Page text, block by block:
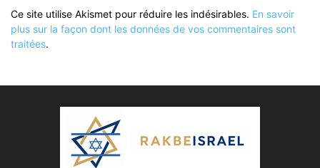
Ce site utilise Akismet pour réduire les indésirables. En savoir
plus sur la façon dont les données de vos commentaires sont
traitées.